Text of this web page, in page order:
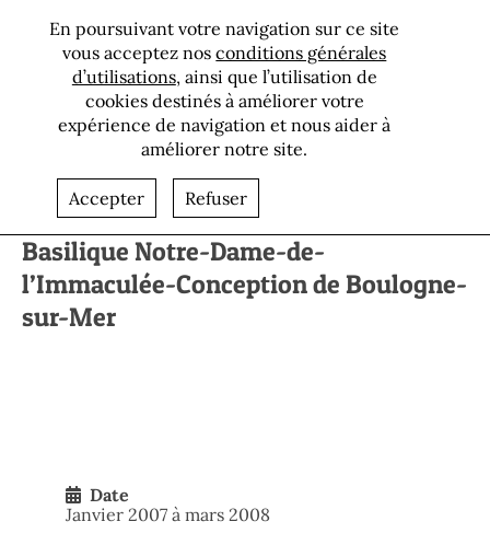
En poursuivant votre navigation sur ce site
vous acceptez nosconditions générales
d’utilisations, ainsi que l’utilisation de
cookies destinés à améliorer votre
expérience de navigation et nous aider à
améliorer notre site.
Accepter Refuser
Retour aux références
Basilique Notre-Dame-de-
l’Immaculée-Conception de Boulogne-
sur-Mer
Date
Janvier 2007 à mars 2008